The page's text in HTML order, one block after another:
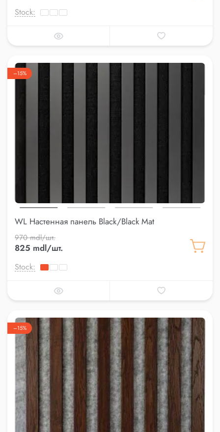
Stock:
–15%
WL Настенная панель Black/Black Mat
970 mdl/шт.
825 mdl/шт.
Stock:
–15%